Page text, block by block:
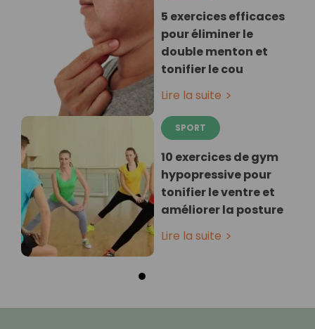
5 exercices efficaces
pour éliminer le
double menton et
tonifier le cou
Lire la suite
SPORT
10 exercices de gym
hypopressive pour
tonifier le ventre et
améliorer la posture
Lire la suite